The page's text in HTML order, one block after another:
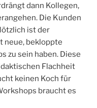
dann Kollegen,
Die Kunden
ist der
neue, bekloppte
zu sein haben. Diese
Flachheit
keinen Koch für
braucht es